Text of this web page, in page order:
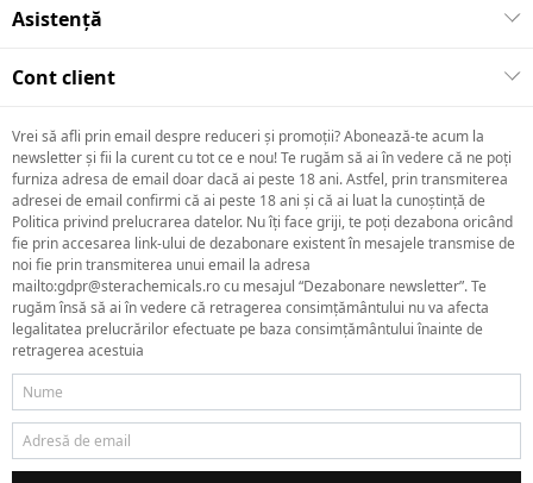
Asistență
Cont client
Vrei să afli prin email despre reduceri și promoții? Abonează-te acum la
newsletter și fii la curent cu tot ce e nou! Te rugăm să ai în vedere că ne poți
furniza adresa de email doar dacă ai peste 18 ani. Astfel, prin transmiterea
adresei de email confirmi că ai peste 18 ani și că ai luat la cunoștință de
Politica privind prelucrarea datelor. Nu îți face griji, te poți dezabona oricând
fie prin accesarea link-ului de dezabonare existent în mesajele transmise de
noi fie prin transmiterea unui email la adresa
mailto:gdpr@sterachemicals.ro cu mesajul “Dezabonare newsletter”. Te
rugăm însă să ai în vedere că retragerea consimțământului nu va afecta
legalitatea prelucrărilor efectuate pe baza consimțământului înainte de
retragerea acestuia